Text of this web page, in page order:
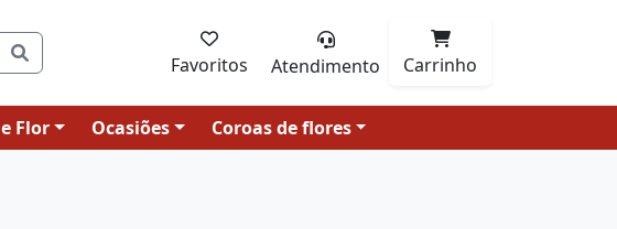
Favoritos Atendimento Carrinho
Flor Ocasiões Coroas de flores